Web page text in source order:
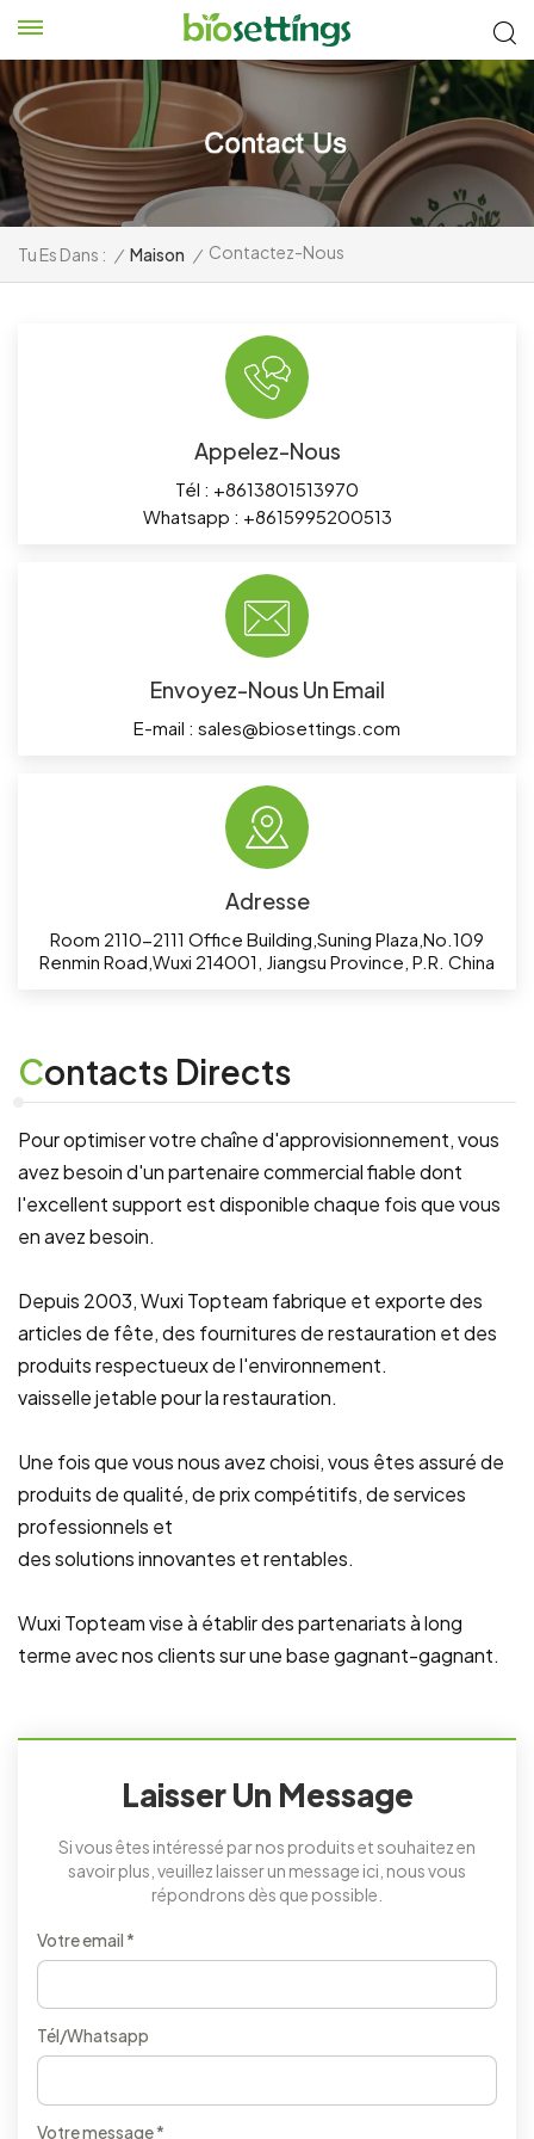
Tu Es Dans : / Maison / Contactez-Nous
Appelez-Nous
Tél : +8613801513970
Whatsapp : +8615995200513
Envoyez-Nous Un Email
E-mail : sales@biosettings.com
Adresse
Room 2110-2111 Office Building,Suning Plaza,No.109
Renmin Road,Wuxi 214001, Jiangsu Province, P.R. China
Contacts Directs
Pour optimiser votre chaîne d'approvisionnement, vous
avez besoin d'un partenaire commercial fiable dont
l'excellent support est disponible chaque fois que vous
en avez besoin.
Depuis 2003, Wuxi Topteam fabrique et exporte des
articles de fête, des fournitures de restauration et des
produits respectueux de l'environnement.
vaisselle jetable pour la restauration.
Une fois que vous nous avez choisi, vous êtes assuré de
produits de qualité, de prix compétitifs, de services
professionnels et
des solutions innovantes et rentables.
Wuxi Topteam vise à établir des partenariats à long
terme avec nos clients sur une base gagnant-gagnant.
Laisser Un Message
Si vous êtes intéressé par nos produits et souhaitez en
savoir plus, veuillez laisser un message ici, nous vous
répondrons dès que possible.
Votre email *
Tél/Whatsapp
Votre message *